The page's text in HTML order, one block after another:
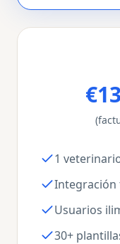
1
Integración
Usuarios
30+